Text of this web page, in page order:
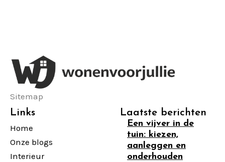
Sitemap
Links
Home
Onze blogs
Interieur
Laatste berichten
Een vijver in de
tuin: kiezen,
aanleggen en
onderhouden